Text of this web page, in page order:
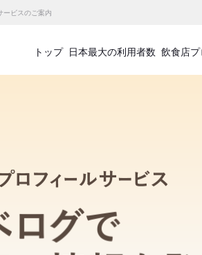
ービスのご案内
グ店舗管理画面
トップ 日本最大の利用者数 飲食店
飲食